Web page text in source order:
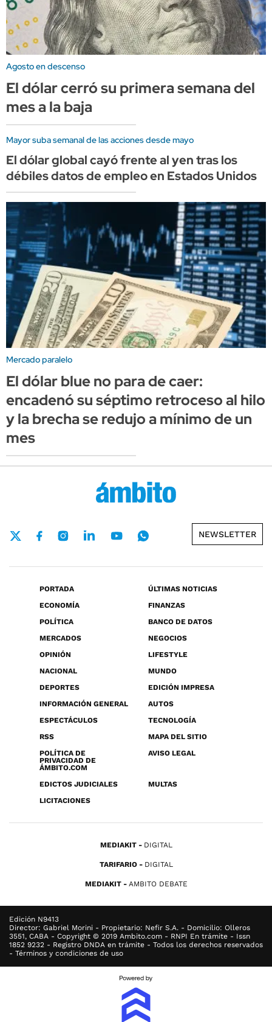
Agosto en descenso
El dólar cerró su primera semana del
mes a la baja
Mayor suba semanal de las acciones desde mayo
El dólar global cayó frente al yen tras los
débiles datos de empleo en Estados Unidos
Mercado paralelo
El dólar blue no para de caer:
encadenó su séptimo retroceso al hilo
y la brecha se redujo a mínimo de un
mes
NEWSLETTER
PORTADA
ÚLTIMAS NOTICIAS
ECONOMÍA
FINANZAS
POLÍTICA
BANCO DE DATOS
MERCADOS
NEGOCIOS
OPINIÓN
LIFESTYLE
NACIONAL
MUNDO
DEPORTES
EDICIÓN IMPRESA
INFORMACIÓN GENERAL
AUTOS
ESPECTÁCULOS
TECNOLOGÍA
RSS
MAPA DEL SITIO
POLÍTICA DE
PRIVACIDAD DE
ÁMBITO.COM
AVISO LEGAL
EDICTOS JUDICIALES
MULTAS
LICITACIONES
MEDIAKIT DIGITAL
TARIFARIO DIGITAL
MEDIAKIT AMBITO DEBATE
Edición N9413
Director: Gabriel Morini - Propietario: Nefir S.A. - Domicilio: Olleros
3551, CABA - Copyright © 2019 Ambito.com - RNPI En trámite - Issn
1852 9232 - Registro DNDA en trámite - Todos los derechos reservados
- Términos y condiciones de uso